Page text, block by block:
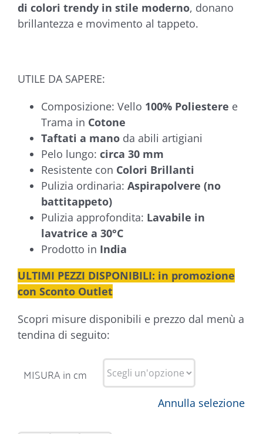
di colori trendy in stile moderno, donano
brillantezza e movimento al tappeto.
UTILE DA SAPERE:
Composizione: Vello 100% Poliestere e
Trama in Cotone
Taftati a mano da abili artigiani
Pelo lungo: circa 30 mm
Resistente con Colori Brillanti
Pulizia ordinaria: Aspirapolvere (no
battitappeto)
Pulizia approfondita: Lavabile in
lavatrice a 30°C
Prodotto in India
ULTIMI PEZZI DISPONIBILI: in promozione
con Sconto Outlet
Scopri misure disponibili e prezzo dal menù a
tendina di seguito:
MISURA in cm
Annulla selezione